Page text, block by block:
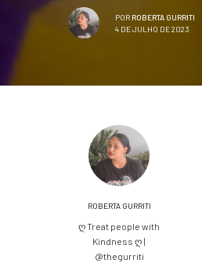
POR ROBERTA GURRITI
4 DE JULHO DE 2023
ROBERTA GURRITI
ღ Treat people with
Kindness ღ |
@thegurriti